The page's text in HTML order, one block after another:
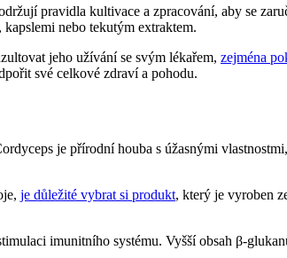
pravidla kultivace a zpracování, aby se
nebo tekutým extraktem.
jeho užívání se svým lékařem, zejména
své celkové zdraví a pohodu.
je přírodní houba s úžasnými
je důležité vybrat si produkt, který je vyroben
imunitního systému. Vyšší obsah β-